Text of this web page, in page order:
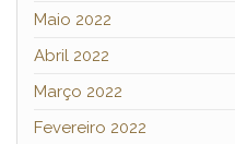
Maio 2022
Abril 2022
Março 2022
Fevereiro 2022